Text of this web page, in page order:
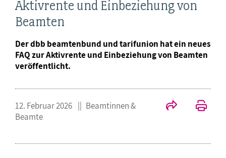
Aktivrente und Einbeziehung von
Beamten
Der dbb beamtenbund und tarifunion hat ein neues
FAQ zur Aktivrente und Einbeziehung von Beamten
veröffentlicht.
12. Februar 2026
Beamtinnen &
Beamte